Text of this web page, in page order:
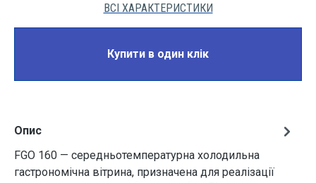
ВСІ ХАРАКТЕРИСТИКИ
Купити в один клік
Опис
FGO 160 — середньотемпературна холодильна
гастрономічна вітрина, призначена для реалізації